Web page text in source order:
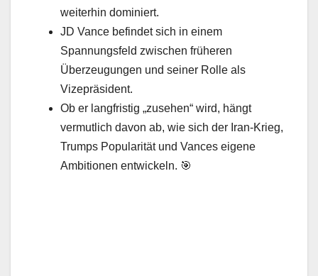
weiterhin dominiert.
JD Vance befindet sich in einem
Spannungsfeld zwischen früheren
Überzeugungen und seiner Rolle als
Vizepräsident.
Ob er langfristig „zusehen“ wird, hängt
vermutlich davon ab, wie sich der Iran‑Krieg,
Trumps Popularität und Vances eigene
Ambitionen entwickeln. 🎯